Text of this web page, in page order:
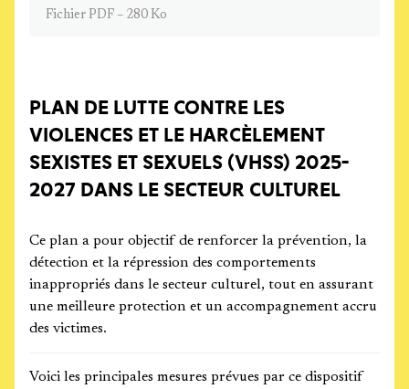
Fichier PDF – 280 Ko
PLAN DE LUTTE CONTRE LES
VIOLENCES ET LE HARCÈLEMENT
SEXISTES ET SEXUELS (VHSS) 2025-
2027 DANS LE SECTEUR CULTUREL
Ce plan a pour objectif de renforcer la prévention, la
détection et la répression des comportements
inappropriés dans le secteur culturel, tout en assurant
une meilleure protection et un accompagnement accru
des victimes.
Voici les principales mesures prévues par ce dispositif